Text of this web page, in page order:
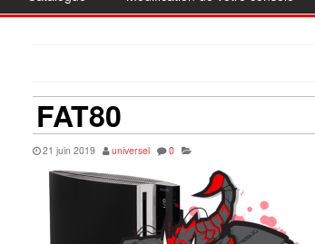
FAT80
21 juin 2019 universel 0